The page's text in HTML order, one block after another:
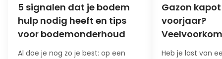
5 signalen dat je bodem
hulp nodig heeft en tips
voor bodemonderhoud
Al doe je nog zo je best: op een
Gazon
voorjaar?
oorzaken
Heb je last van